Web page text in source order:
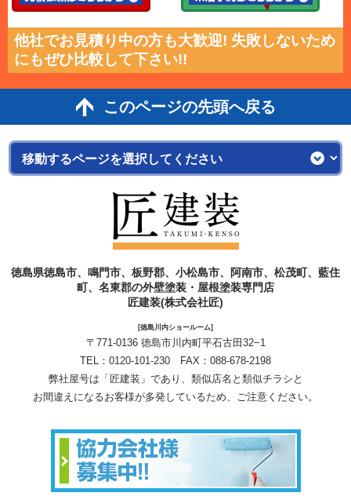
他社でお見積り中の方も大歓迎! 失敗しないため
にもぜひ比較して下さい!!
このページの先頭へ戻る
徳島県徳島市、鳴門市、板野郡、小松島市、阿南市、松茂町、藍住
町、名東郡の外壁塗装・屋根塗装専門店
匠建装(株式会社匠)
[徳島川内ショールーム]
〒771-0136 徳島市川内町平石古田32−1
TEL： 0120-101-230 FAX：088-678-2198
弊社屋号は「匠建装」であり、類似店名と類似チラシと
お間違えになるお客様が多発しているため、ご注意ください。